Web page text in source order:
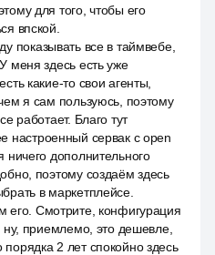
для того, чтобы его
впской.
показывать все в таймвебе,
меня здесь есть уже
какие-то свои агенты,
я сам пользуюсь, поэтому
работает. Благо тут
настроенный сервак с open
ничего дополнительного
поэтому создаём здесь
в маркетплейсе.
его. Смотрите, конфигурация
ну, приемлемо, это дешевле,
2 лет спокойно здесь